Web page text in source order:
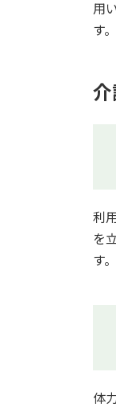
用
す。
利
を
す。
体